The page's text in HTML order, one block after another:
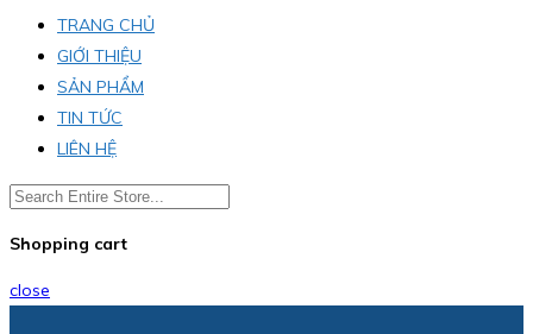
TRANG CHỦ
GIỚI THIỆU
SẢN PHẨM
TIN TỨC
LIÊN HỆ
Shopping cart
close